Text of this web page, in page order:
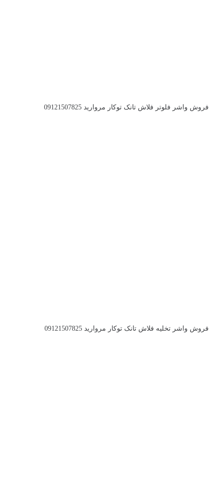
فروش واشر فلوتر فلاش تانک توکار مروارید 09121507825
فروش واشر تخلیه فلاش تانک توکار مروارید 09121507825